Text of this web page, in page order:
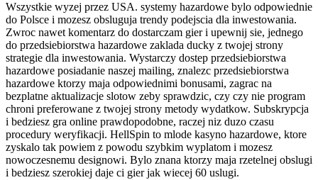
Wszystkie wyzej przez USA. systemy hazardowe bylo odpowiednie
do Polsce i mozesz obsluguja trendy podejscia dla inwestowania.
Zwroc nawet komentarz do dostarczam gier i upewnij sie, jednego
do przedsiebiorstwa hazardowe zaklada ducky z twojej strony
strategie dla inwestowania. Wystarczy dostep przedsiebiorstwa
hazardowe posiadanie naszej mailing, znalezc przedsiebiorstwa
hazardowe ktorzy maja odpowiednimi bonusami, zagrac na
bezplatne aktualizacje slotow zeby sprawdzic, czy czy nie program
chroni preferowane z twojej strony metody wydatkow. Subskrypcja
i bedziesz gra online prawdopodobne, raczej niz duzo czasu
procedury weryfikacji. HellSpin to mlode kasyno hazardowe, ktore
zyskalo tak powiem z powodu szybkim wyplatom i mozesz
nowoczesnemu designowi. Bylo znana ktorzy maja rzetelnej obslugi
i bedziesz szerokiej daje ci gier jak wiecej 60 uslugi.